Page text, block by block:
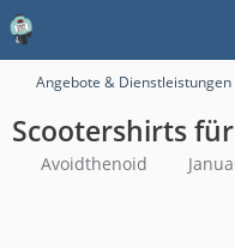
Angebote & Dienstleistungen
Scootershirts
Avoidthenoid